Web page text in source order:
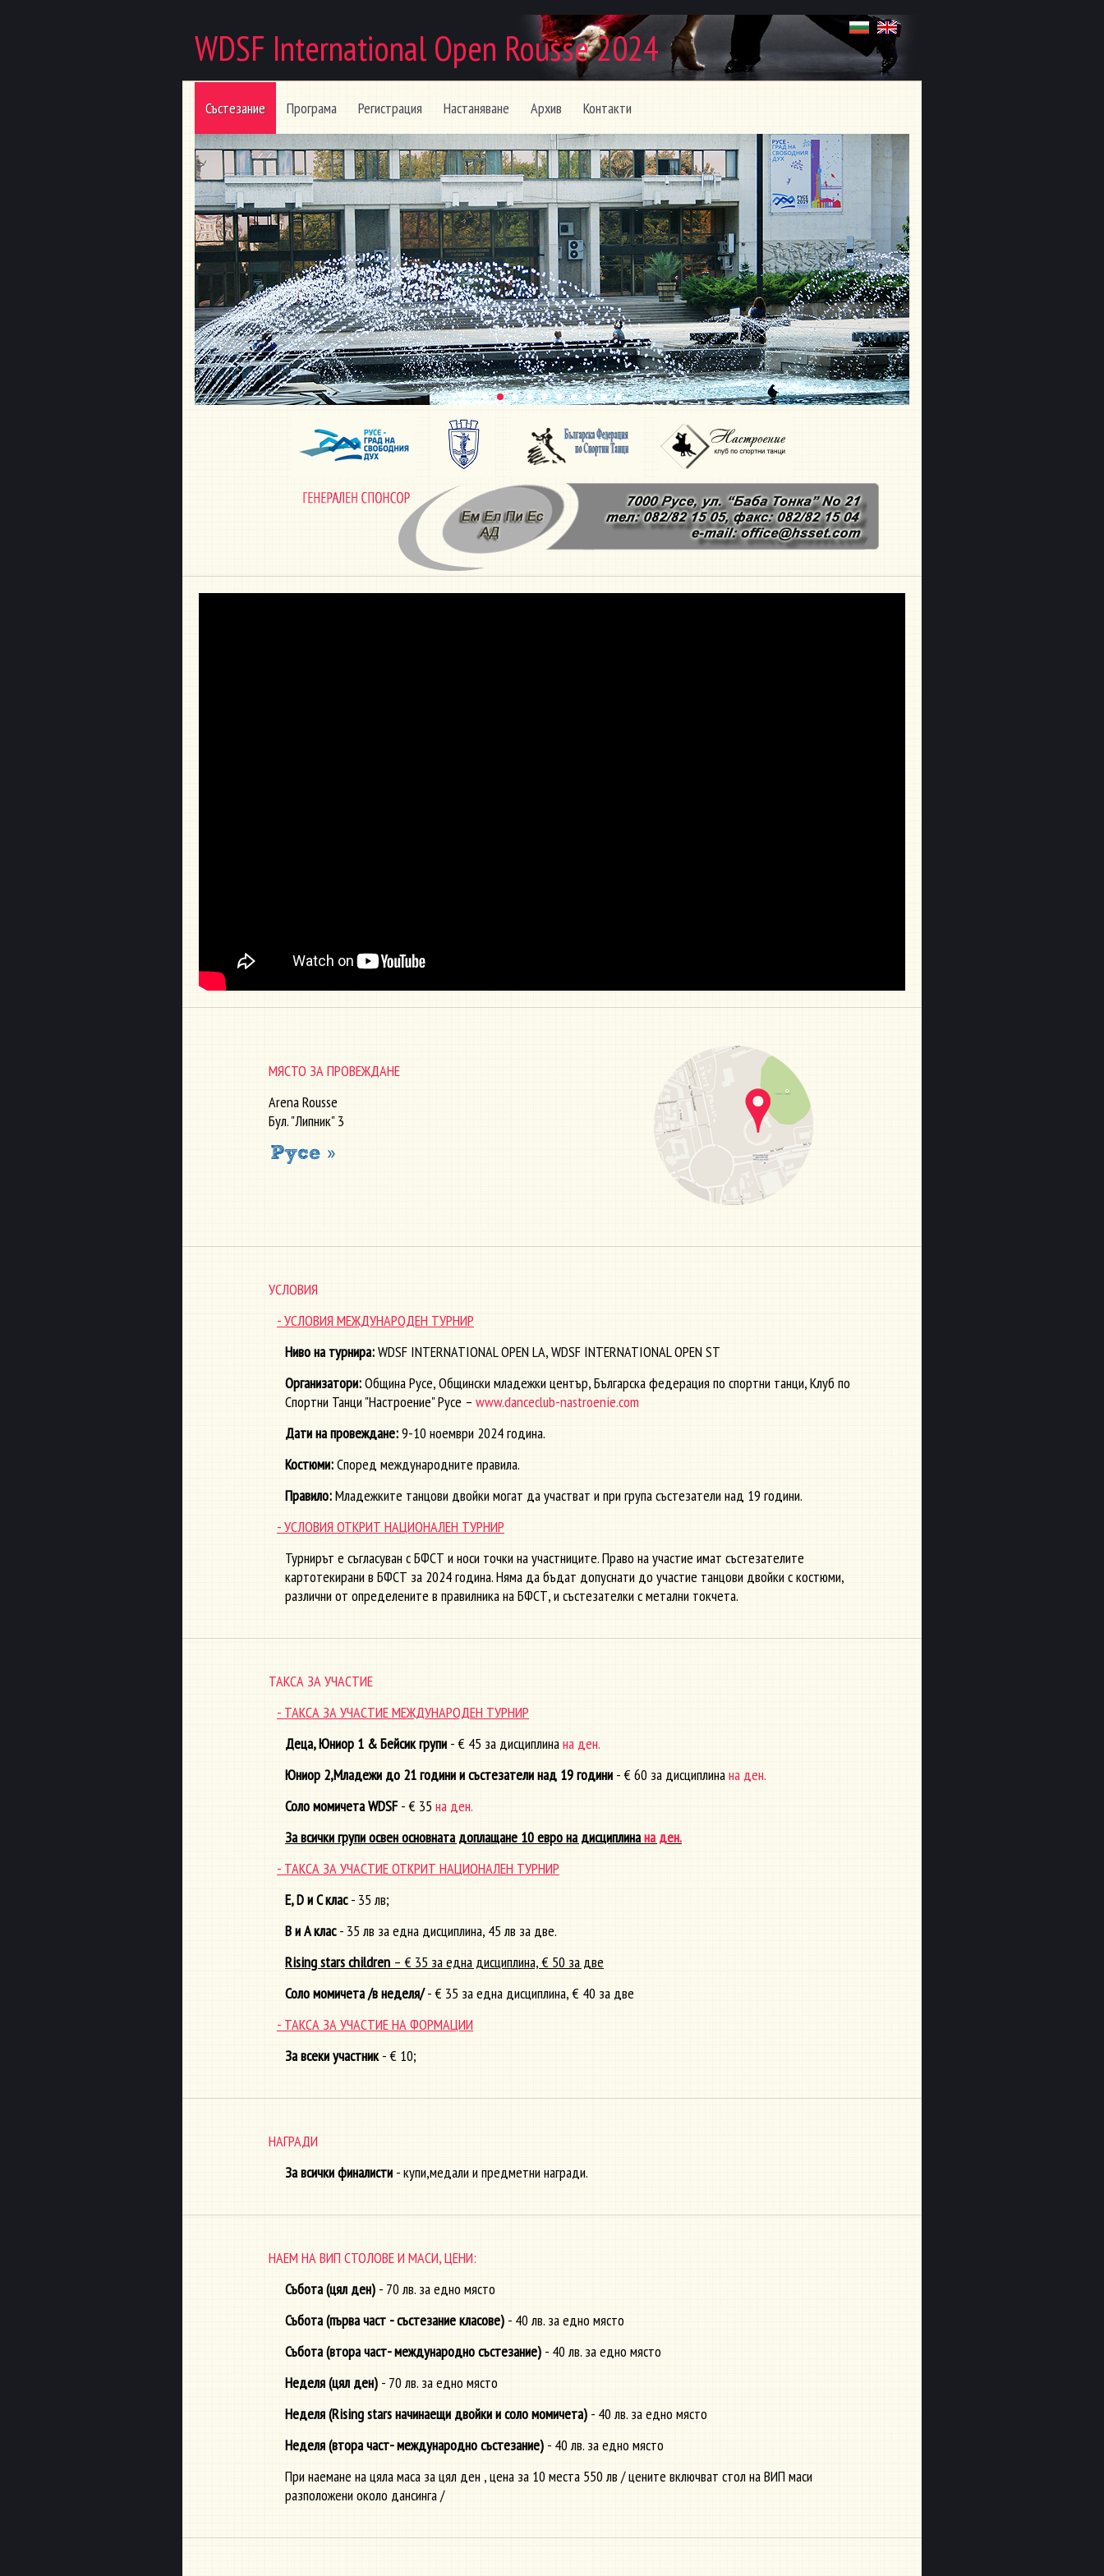
WDSF International Open Rousse 2024
Състезание Програма Регистрация Настаняване Архив Контакти
МЯСТО ЗА ПРОВЕЖДАНЕ
Arena Rousse
Бул. "Липник" 3
УСЛОВИЯ
- УСЛОВИЯ МЕЖДУНАРОДЕН ТУРНИР
Ниво на турнира:WDSF INTERNATIONAL OPEN LA, WDSF INTERNATIONAL OPEN ST
Oрганизатори:Община Русе, Общински младежки център, Българска федерация по спортни танци, Клуб по
Спортни Танци "Настроение" Русе – www.danceclub-nastroenie.com
Дати на провеждане:9-10 ноември 2024 година.
Костюми:Според международните правила.
Правило:Младежките танцови двойки могат да участват и при група състезатели над 19 години.
- УСЛОВИЯ ОТКРИТ НАЦИОНАЛЕН ТУРНИР
Турнирът е съгласуван с БФСТ и носи точки на участниците. Право на участие имат състезателите
картотекирани в БФСТ за 2024 година. Няма да бъдат допуснати до участие танцови двойки с костюми,
различни от определените в правилника на БФСТ, и състезателки с метални токчета.
ТАКСА ЗА УЧАСТИЕ
- ТАКСА ЗА УЧАСТИЕ МЕЖДУНАРОДЕН ТУРНИР
Деца, Юниор 1 & Бейсик групи - € 45 за дисциплинана ден.
Юниор 2,Младежи до 21 години и състезатели над 19 години - € 60 за дисциплинана ден.
Соло момичета WDSF - € 35 на ден.
За всички групи освен основната доплащане 10 евро на дисциплинана ден.
- ТАКСА ЗА УЧАСТИЕ ОТКРИТ НАЦИОНАЛЕН ТУРНИР
E, D и C клас- 35 лв;
B и A клас- 35 лв за една дисциплина, 45 лв за две.
Rising stars children – € 35 за една дисциплина, € 50 за две
Соло момичета /в неделя/- € 35 за една дисциплина, € 40 за две
- ТАКСА ЗА УЧАСТИЕ НА ФОРМАЦИИ
За всеки участник- € 10;
НАГРАДИ
За всички финалисти - купи,медали и предметни награди.
НАЕМ НА ВИП СТОЛОВЕ И МАСИ, ЦЕНИ:
Събота (цял ден) - 70 лв. за едно място
Събота (първа част - състезание класове) - 40 лв. за едно място
Събота (втора част- международно състезание) - 40 лв. за едно място
Неделя (цял ден) - 70 лв. за едно място
Неделя (Rising stars начинаещи двойки и соло момичета) - 40 лв. за едно място
Неделя (втора част- международно състезание) - 40 лв. за едно място
При наемане на цяла маса за цял ден , цена за 10 места 550 лв / цените включват стол на ВИП маси
разположени около дансинга /